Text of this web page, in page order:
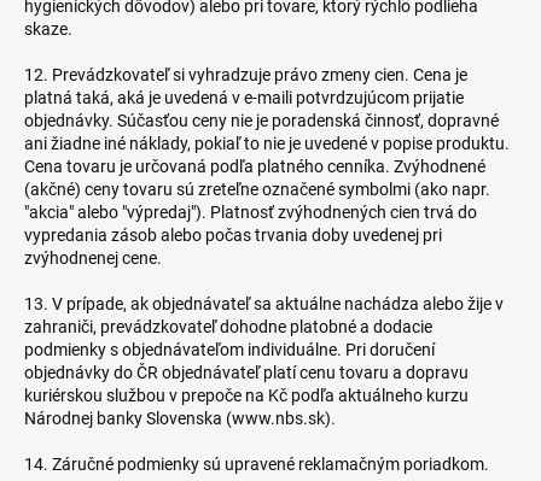
hygienických dôvodov) alebo pri tovare, ktorý rýchlo podlieha
skaze.
12. Prevádzkovateľ si vyhradzuje právo zmeny cien. Cena je
platná taká, aká je uvedená v e-maili potvrdzujúcom prijatie
objednávky. Súčasťou ceny nie je poradenská činnosť, dopravné
ani žiadne iné náklady, pokiaľ to nie je uvedené v popise produktu.
Cena tovaru je určovaná podľa platného cenníka. Zvýhodnené
(akčné) ceny tovaru sú zreteľne označené symbolmi (ako napr.
"akcia" alebo "výpredaj"). Platnosť zvýhodnených cien trvá do
vypredania zásob alebo počas trvania doby uvedenej pri
zvýhodnenej cene.
13. V prípade, ak objednávateľ sa aktuálne nachádza alebo žije v
zahraniči, prevádzkovateľ dohodne platobné a dodacie
podmienky s objednávateľom individuálne. Pri doručení
objednávky do ČR objednávateľ platí cenu tovaru a dopravu
kuriérskou službou v prepoče na Kč podľa aktuálneho kurzu
Národnej banky Slovenska (www.nbs.sk).
14. Záručné podmienky sú upravené reklamačným poriadkom.